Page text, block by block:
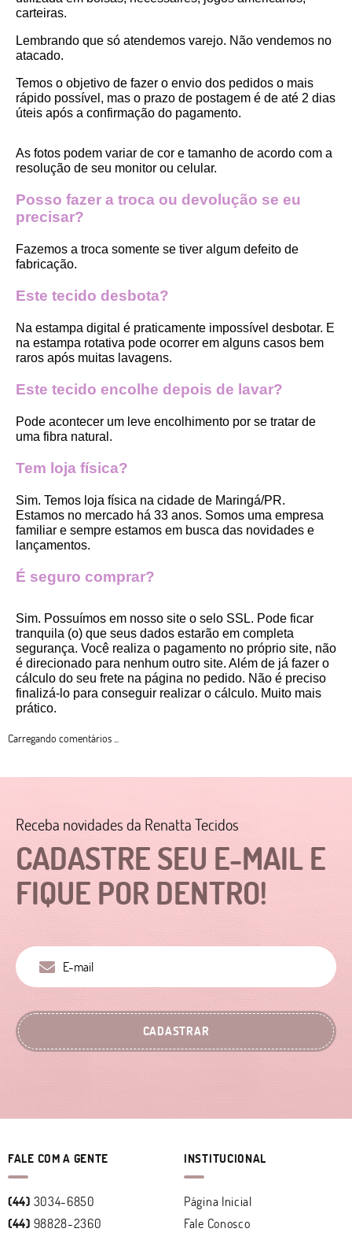
carteiras.
Lembrando que só atendemos varejo. Não vendemos no
atacado.
Temos o objetivo de fazer o envio dos pedidos o mais
rápido possível, mas o prazo de postagem é de até 2 dias
úteis após a confirmação do pagamento.
As fotos podem variar de cor e tamanho de acordo com a
resolução de seu monitor ou celular.
Posso fazer a troca ou devolução se eu
precisar?
Fazemos a troca somente se tiver algum defeito de
fabricação.
Este tecido desbota?
Na estampa digital é praticamente impossível desbotar. E
na estampa rotativa pode ocorrer em alguns casos bem
raros após muitas lavagens.
Este tecido encolhe depois de lavar?
Pode acontecer um leve encolhimento por se tratar de
uma fibra natural.
Tem loja física?
Sim. Temos loja física na cidade de Maringá/PR.
Estamos no mercado há 33 anos. Somos uma empresa
familiar e sempre estamos em busca das novidades e
lançamentos.
É seguro comprar?
Sim. Possuímos em nosso site o selo SSL. Pode ficar
tranquila (o) que seus dados estarão em completa
segurança. Você realiza o pagamento no próprio site, não
é direcionado para nenhum outro site. Além de já fazer o
cálculo do seu frete na página no pedido. Não é preciso
finalizá-lo para conseguir realizar o cálculo. Muito mais
prático.
Carregando comentários ...
CADASTRE SEU E-MAIL E
FIQUE POR DENTRO!
Receba novidades da Renatta Tecidos
CADASTRAR
FALE COM A GENTE
(44) 3034-6850
(44) 98828-2360
INSTITUCIONAL
Página Inicial
Fale Conosco